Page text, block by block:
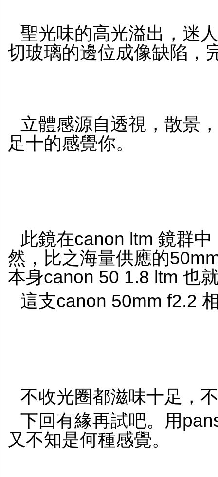
聖光味的高光溢出，迷
切玻璃的邊位成像缺陷，
立體感源自透視，散景
足十的感覺你。
此鏡在canon ltm 鏡群
然，比之海量供應的
本身canon 50 1.8 ltm 也
這支canon 50mm f2.2
不收光圈都滋味十足，
下回有緣再試吧。用
又不知是何種感覺。